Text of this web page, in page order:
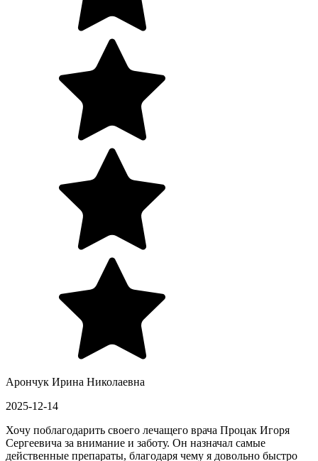
Арончук Ирина Николаевна
2025-12-14
Хочу поблагодарить своего лечащего врача Процак Игоря
Сергеевича за внимание и заботу. Он назначал самые
действенные препараты, благодаря чему я довольно быстро